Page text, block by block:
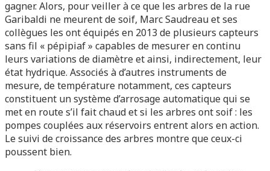
gagner. Alors, pour veiller à ce que les arbres de la rue
Garibaldi ne meurent de soif, Marc Saudreau et ses
collègues les ont équipés en 2013 de plusieurs capteurs
sans fil « pépipiaf » capables de mesurer en continu
leurs variations de diamètre et ainsi, indirectement, leur
état hydrique. Associés à d’autres instruments de
mesure, de température notamment, ces capteurs
constituent un système d’arrosage automatique qui se
met en route s’il fait chaud et si les arbres ont soif : les
pompes couplées aux réservoirs entrent alors en action.
Le suivi de croissance des arbres montre que ceux-ci
poussent bien.